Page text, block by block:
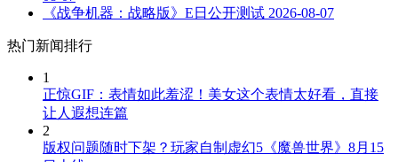
《战争机器：战略版》E日公开测试 2026-08-07
热门新闻排行
1
正惊GIF：表情如此羞涩！美女这个表情太好看，直接
让人遐想连篇
2
版权问题随时下架？玩家自制虚幻5《魔兽世界》8月15